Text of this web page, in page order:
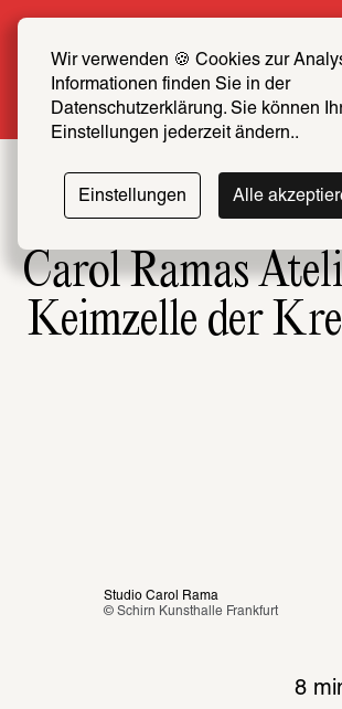
Wir verwenden 🍪 Cookies zur
Informationen finden Sie in der
Datenschutzerklärung. Sie können
Einstellungen jederzeit ändern..
Einstellungen Alle
now at half price
More info
Carol Ramas
Keimzelle der
Studio Carol Rama
© Schirn Kunsthalle Frankfurt
8